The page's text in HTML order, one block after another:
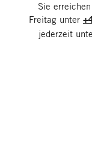
Sie
Freitag unter
jederzeit